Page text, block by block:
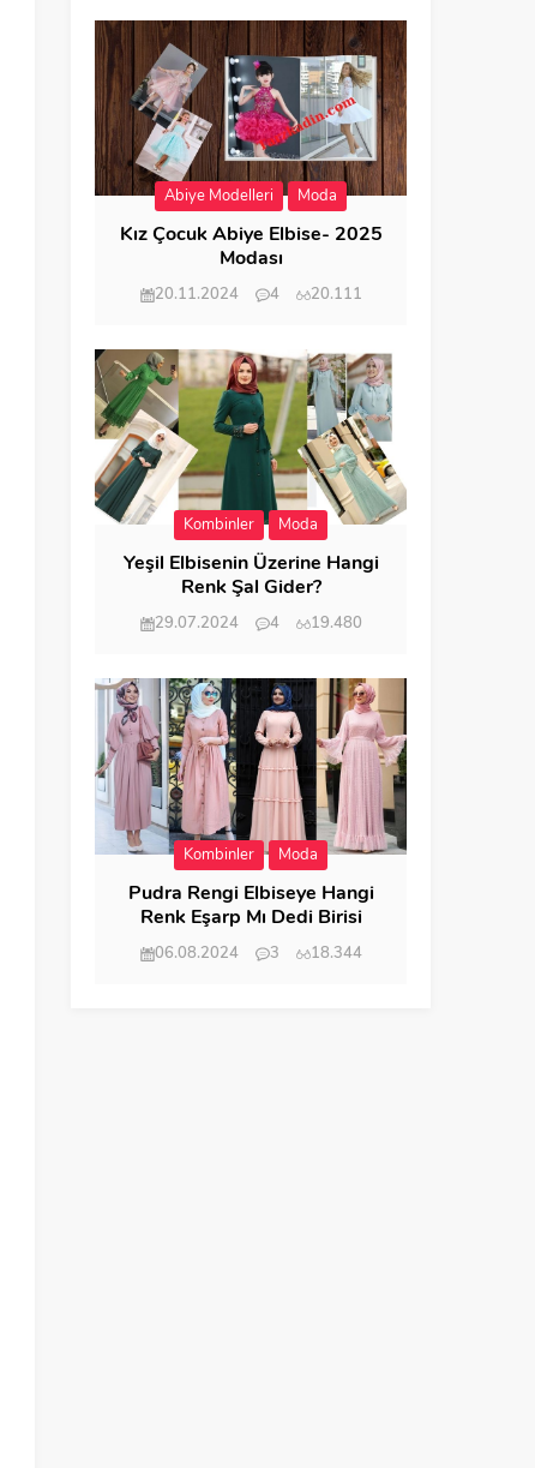
Abiye Modelleri Moda
Kız Çocuk Abiye Elbise- 2025
Modası
20.11.2024 4 20.111
Kombinler Moda
Yeşil Elbisenin Üzerine Hangi
Renk Şal Gider?
29.07.2024 4 19.480
Kombinler Moda
Pudra Rengi Elbiseye Hangi
Renk Eşarp Mı Dedi Birisi
06.08.2024 3 18.344